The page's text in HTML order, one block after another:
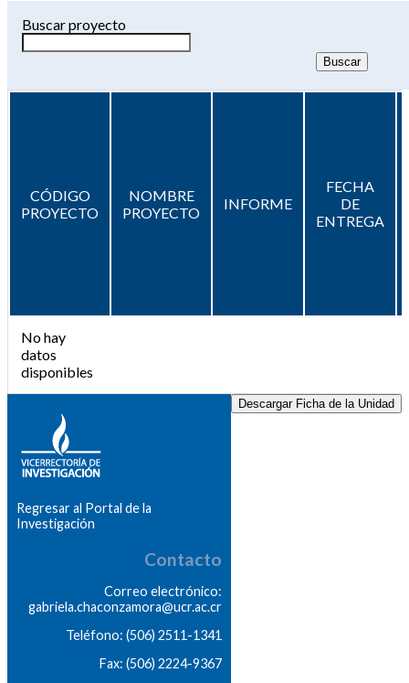
Buscar proyecto
CÓDIGO
PROYECTO
NOMBRE
PROYECTO
INFORME
FECHA
DE
ENTREGA
No hay
datos
disponibles
Descargar Ficha de la Unidad
Regresar al Portal de la
Investigación
Contacto
Correo electrónico:
gabriela.chaconzamora@ucr.ac.cr
Teléfono: (506) 2511-1341
Fax: (506) 2224-9367